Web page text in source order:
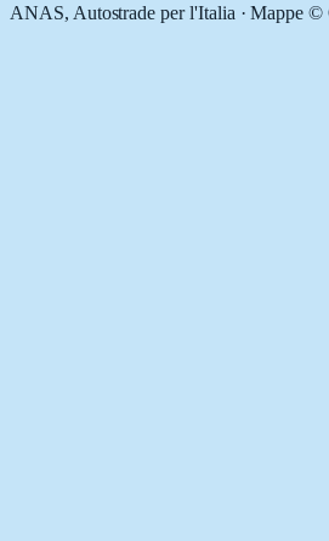
ANAS, Autostrade per l'Italia · Mappe ©